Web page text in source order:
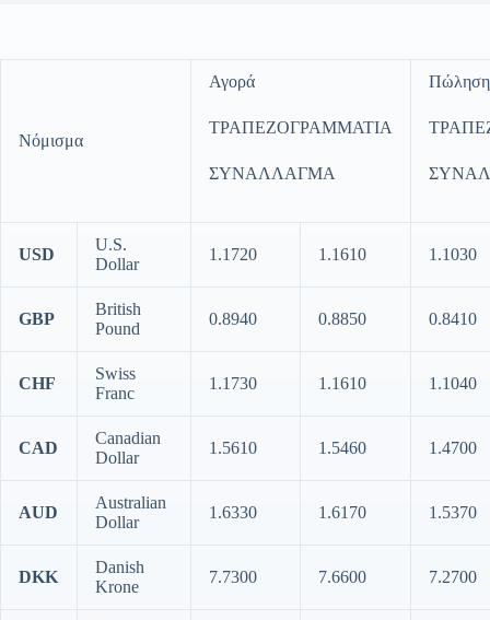
Νόμισμα
Αγορά
ΤΡΑΠΕΖΟΓΡΑΜΜΑΤΙΑ
ΣΥΝΑΛΛΑΓΜΑ
Πώληση
USD
U.S.
Dollar
1.1720 1.1610 1.1030
GBP
British
Pound
0.8940 0.8850 0.8410
CHF
Swiss
Franc
1.1730 1.1610 1.1040
CAD
Canadian
Dollar
1.5610 1.5460 1.4700
AUD
Australian
Dollar
1.6330 1.6170 1.5370
DKK
Danish
Krone
7.7300 7.6600 7.2700